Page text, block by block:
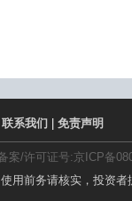
联系我们 免责声明
案/许可证号:京ICP备
用前务请核实，投资